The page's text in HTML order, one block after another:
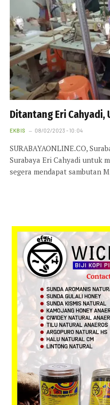
Ditantang Eri Cahyadi,
EKBIS 08/02/2023 - 10:04
SURABAYAONLINE.CO,
Surabaya Eri Cahyadi untuk
segera mendapat sambutan